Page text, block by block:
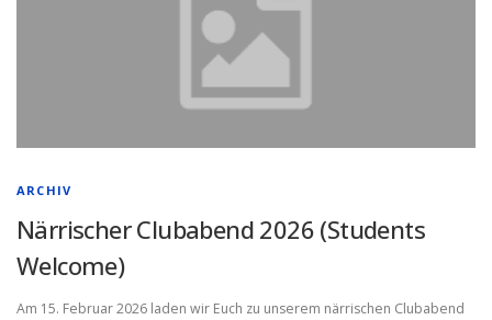
ARCHIV
Närrischer Clubabend 2026 (Students
Welcome)
Am 15. Februar 2026 laden wir Euch zu unserem närrischen Clubabend